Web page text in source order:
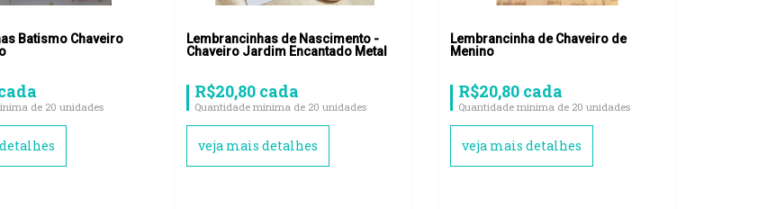
Batismo Chaveiro
de 20 unidades
Lembrancinhas de Nascimento -
Chaveiro Jardim Encantado Metal
R$20,80 cada
Quantidade mínima de 20 unidades
veja mais detalhes
Lembrancinha de Chaveiro de
Menino
R$20,80 cada
Quantidade mínima de 20 unidades
veja mais detalhes